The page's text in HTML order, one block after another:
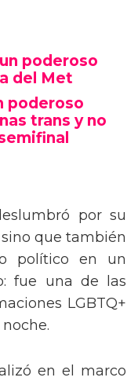
poderoso
del Met
poderoso
trans y no
por su
que también
político en un
fue una de las
LGBTQ+
en el marco